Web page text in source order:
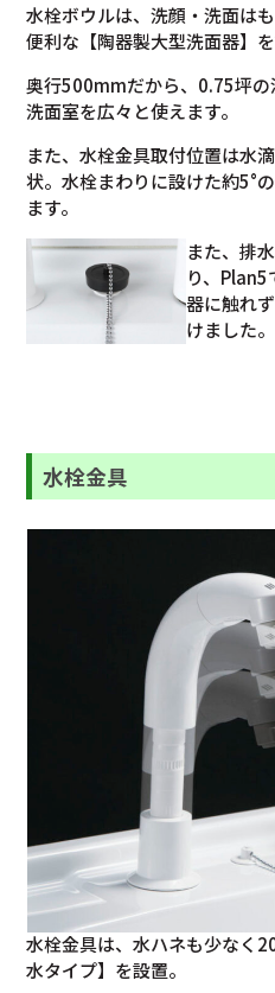
水栓ボウルは、洗顔・洗面は
便利な【陶器製大型洗面器】を
奥行500mmだから、0.75坪の
洗面室を広々と使えます。
また、水栓金具取付位置は水
状。水栓まわりに設けた約5°
ます。
また、排
り、
器に触れ
けました。
水栓金具
水栓金具は、水ハネも少なく
水タイプ】を設置。